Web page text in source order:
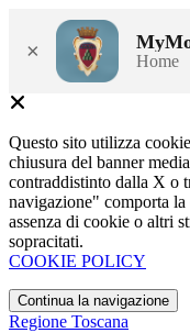
× Home
Questo sito utilizza
chiusura del banner
contraddistinto dalla X o
navigazione" comporta
assenza di cookie o altri
sopracitati.
COOKIE POLICY
Continua la navigazione
Regione Toscana